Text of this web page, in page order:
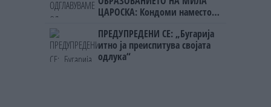
ЦАРОСКА: Кондоми наместо
ПРЕДУПРЕДЕНИ СЕ: „Бугарија
итно ја преиспитува својата
одлука“